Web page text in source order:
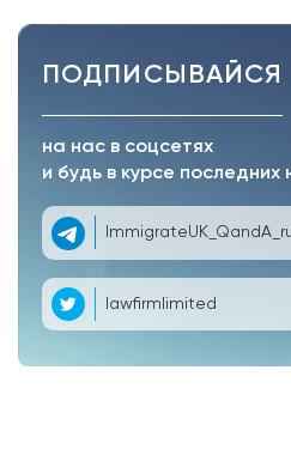
ПОДПИСЫВАЙСЯ
на нас в соцсетях
и будь в курсе последних
lawfirmlimited